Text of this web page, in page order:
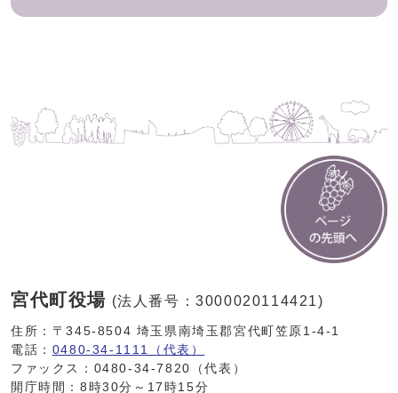
宮代町役場 (法人番号：3000020114421)
住所：〒345-8504 埼玉県南埼玉郡宮代町笠原1-4-1
電話： 0480-34-1111（代表）
ファックス：0480-34-7820（代表）
開庁時間：8時30分～17時15分